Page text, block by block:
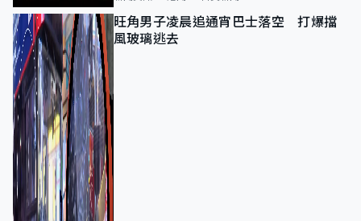
旺角男子凌晨追通宵巴士落空 打爆擋
風玻璃逃去